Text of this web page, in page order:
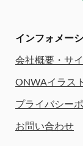
インフォメー
会社概要・サ
ONWAイラス
プライバシー
お問い合わせ